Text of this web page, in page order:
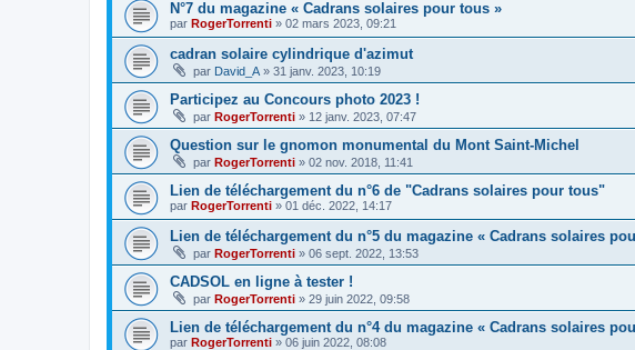
N°7 du magazine « Cadrans solaires pour tous »
par RogerTorrenti » 02 mars 2023, 09:21
cadran solaire cylindrique d'azimut
par David_A » 31 janv. 2023, 10:19
Participez au Concours photo 2023 !
par RogerTorrenti » 12 janv. 2023, 07:47
Question sur le gnomon monumental du Mont Saint-Michel
par RogerTorrenti » 02 nov. 2018, 11:41
Lien de téléchargement du n°6 de "Cadrans solaires pour tous"
par RogerTorrenti » 01 déc. 2022, 14:17
Lien de téléchargement du n°5 du magazine « Cadrans solaires
par RogerTorrenti » 06 sept. 2022, 13:53
CADSOL en ligne à tester !
par RogerTorrenti » 29 juin 2022, 09:58
Lien de téléchargement du n°4 du magazine « Cadrans solaires
par RogerTorrenti » 06 juin 2022, 08:08